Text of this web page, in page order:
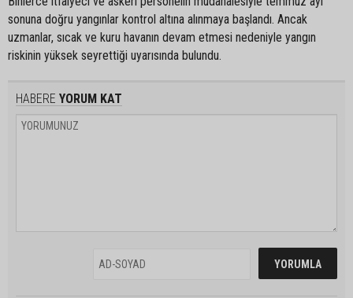
sonuna doğru yangınlar kontrol altına alınmaya başlandı. Ancak
uzmanlar, sıcak ve kuru havanın devam etmesi nedeniyle yangın
riskinin yüksek seyrettiği uyarısında bulundu.
HABERE YORUM KAT